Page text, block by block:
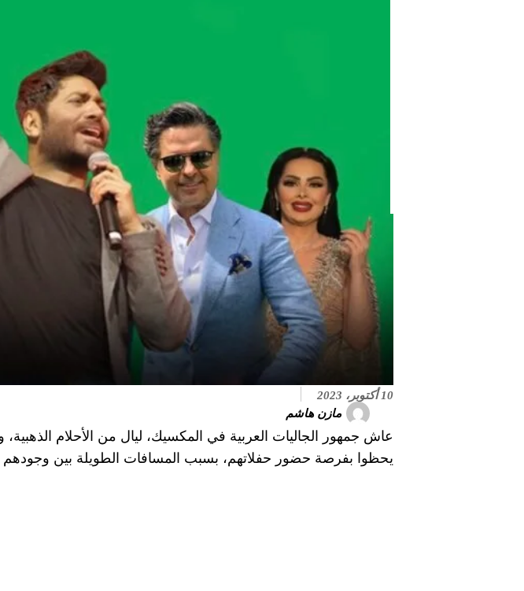
10 أكتوبر، 2023
مازن هاشم
عاش جمهور الجاليات العربية في المكسيك، ليال من الأحلام
يحظوا بفرصة حضور حفلاتهم، بسبب المسافات الطويلة بين وجودهم